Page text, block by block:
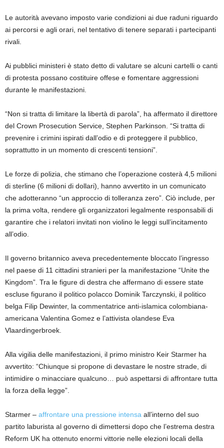
Le autorità avevano imposto varie condizioni ai due raduni riguardo
ai percorsi e agli orari, nel tentativo di tenere separati i partecipanti
rivali.
Ai pubblici ministeri è stato detto di valutare se alcuni cartelli o canti
di protesta possano costituire offese e fomentare aggressioni
durante le manifestazioni.
“Non si tratta di limitare la libertà di parola”, ha affermato il direttore
del Crown Prosecution Service, Stephen Parkinson. “Si tratta di
prevenire i crimini ispirati dall’odio e di proteggere il pubblico,
soprattutto in un momento di crescenti tensioni”.
Le forze di polizia, che stimano che l’operazione costerà 4,5 milioni
di sterline (6 milioni di dollari), hanno avvertito in un comunicato
che adotteranno “un approccio di tolleranza zero”. Ciò include, per
la prima volta, rendere gli organizzatori legalmente responsabili di
garantire che i relatori invitati non violino le leggi sull’incitamento
all’odio.
Il governo britannico aveva precedentemente bloccato l’ingresso
nel paese di 11 cittadini stranieri per la manifestazione “Unite the
Kingdom”. Tra le figure di destra che affermano di essere state
escluse figurano il politico polacco Dominik Tarczynski, il politico
belga Filip Dewinter, la commentatrice anti-islamica colombiana-
americana Valentina Gomez e l’attivista olandese Eva
Vlaardingerbroek.
Alla vigilia delle manifestazioni, il primo ministro Keir Starmer ha
avvertito: “Chiunque si propone di devastare le nostre strade, di
intimidire o minacciare qualcuno… può aspettarsi di affrontare tutta
la forza della legge”.
Starmer – affrontare una pressione intensa all’interno del suo
partito laburista al governo di dimettersi dopo che l’estrema destra
Reform UK ha ottenuto enormi vittorie nelle elezioni locali della